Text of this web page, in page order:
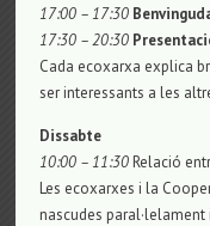
17:00 – 17:30
17:30 – 20:30
Cada ecoxarxa explica
ser interessants a les
Dissabte
10:00 – 11:30Relació
Les ecoxarxes i la
nascudes